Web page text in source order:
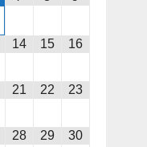
14 15 16
21 22 23
28 29 30